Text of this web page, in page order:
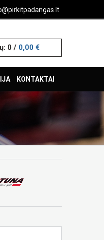
0/ 0,00 €
KONTAKTAI